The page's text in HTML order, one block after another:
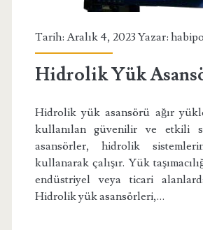
Tarih: Aralık 4, 2023 Yazar: habipo
Hidrolik Yük
Hidrolik yük asansörü ağır
kullanılan güvenilir ve etkili
asansörler, hidrolik
kullanarak çalışır. Yük
endüstriyel veya ticari
Hidrolik yük asansörleri,…